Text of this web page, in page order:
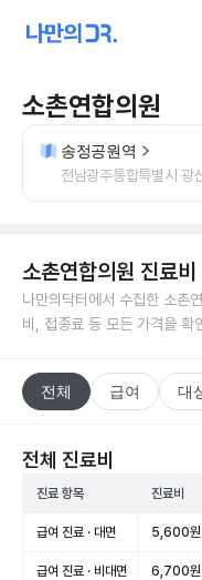
소촌연합의원
송정공원역
전남광주통합특별시
소촌연합의원 진료비
나만의닥터에서 수집한 소촌
비, 접종료 등 모든 가격을 확
전체 급여 대
전체 진료비
진료 항목 진료비
급여 진료 · 대면 5,600원
급여 진료 · 비대면 6,700원